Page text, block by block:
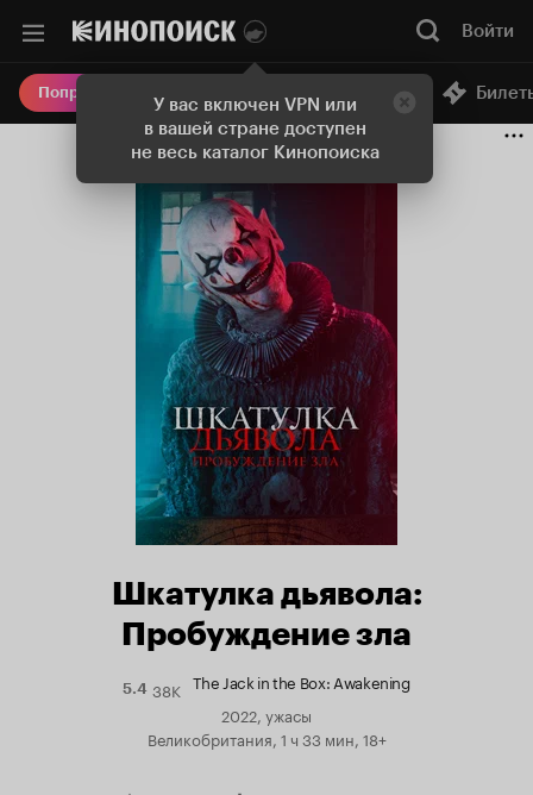
У вас включен VPN или
в вашей стране доступен
не весь каталог Кинопоиска
Войти
Попробовать Плюс Онлайн-кинотеатр
Шкатулка дьявола:
Пробуждение зла
5.4Рейтинг
Кинопоиска
38K The Jack in the Box: Awakening
2022, ужасы
Великобритания, 1 ч 33 мин, 18+